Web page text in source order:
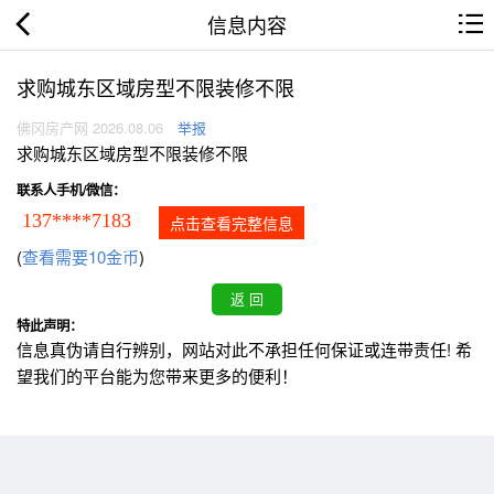
信息内容
求购城东区域房型不限装修不限
佛冈房产网 2026.08.06 举报
求购城东区域房型不限装修不限
联系人手机/微信：
137****7183 点击查看完整信息
(查看需要10金币)
特此声明：
信息真伪请自行辨别，网站对此不承担任何保证或连带责任! 希
望我们的平台能为您带来更多的便利！